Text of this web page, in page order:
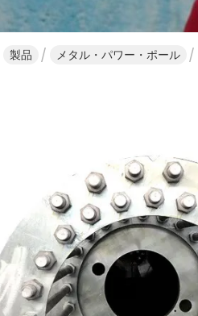
製品 メタル・パワー・ポール